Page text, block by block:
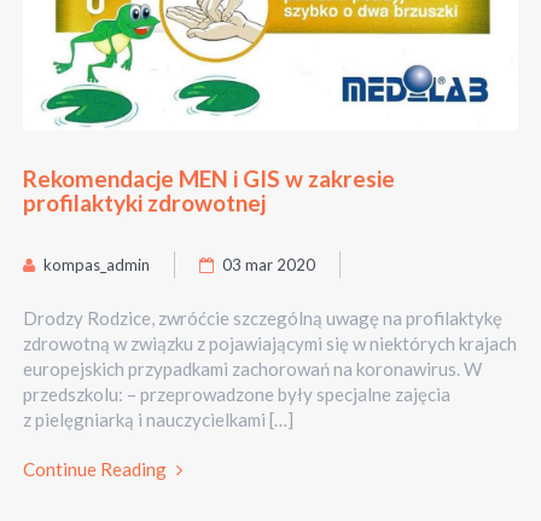
Rekomendacje MEN i GIS w zakresie
profilaktyki zdrowotnej
kompas_admin 03 mar 2020
Drodzy Rodzice, zwróćcie szczególną uwagę na profilaktykę
zdrowotną w związku z pojawiającymi się w niektórych krajach
europejskich przypadkami zachorowań na koronawirus. W
przedszkolu: – przeprowadzone były specjalne zajęcia
z pielęgniarką i nauczycielkami […]
Continue Reading